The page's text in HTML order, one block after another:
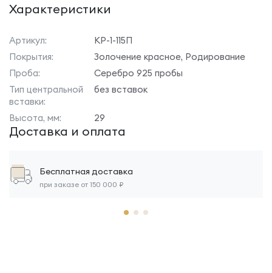
Характеристики
Артикул:
КР-1-115П
Покрытия:
Золочение красное, Родирование
Проба:
Серебро 925 пробы
Тип центральной
вставки:
без вставок
Высота, мм: 29
Доставка и оплата
Бесплатная доставка
при заказе от 150 000 ₽